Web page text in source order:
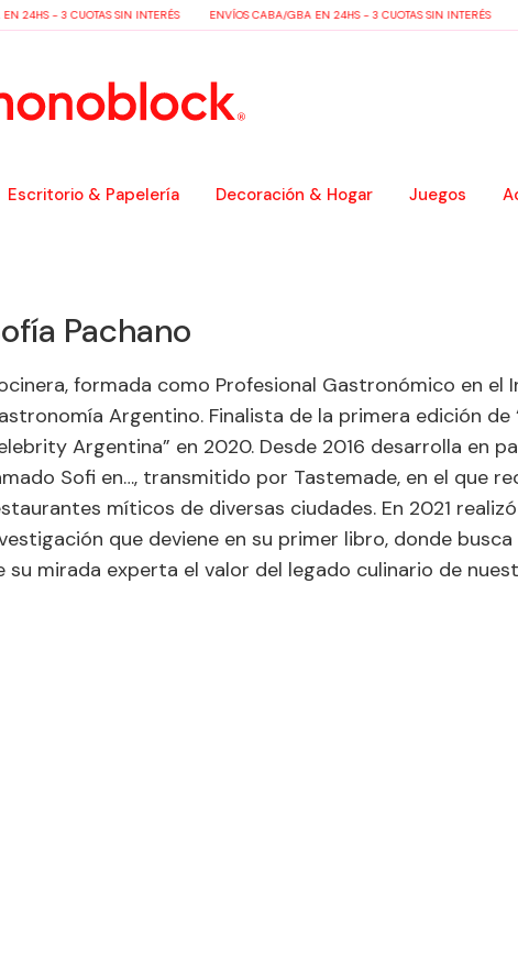
24HS - 3 CUOTAS SIN INTERÉS ENVÍOS CABA/GBA EN 24HS - 3 CUOTAS SIN INTERÉS
Escritorio & Papelería Decoración & Hogar Juegos
Pachano
formada como Profesional Gastronómico en el
Argentino. Finalista de la primera edición de
Argentina” en 2020. Desde 2016 desarrolla en
Sofi en…, transmitido por Tastemade, en el que
míticos de diversas ciudades. En 2021
que deviene en su primer libro, donde
su mirada experta el valor del legado culinario de